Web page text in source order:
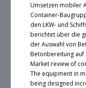
Umsetzen mobiler
Container-
den LKW- und
berichtet über die
der Auswahl von
Betonbereitung auf
Market review of
The equipment in
being designed